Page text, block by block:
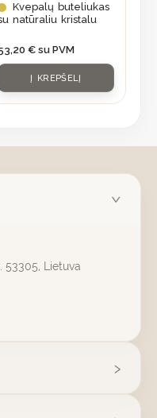
Kvepalų buteliukas
natūraliu kristalu
€ su PVM
Į KREPŠELĮ
53305, Lietuva